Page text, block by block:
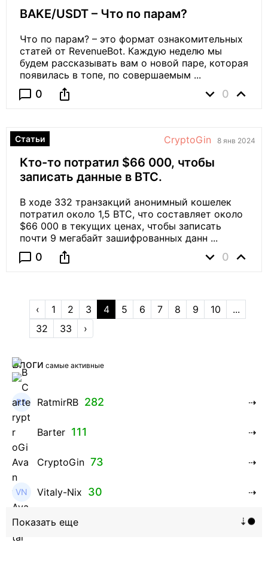
BAKE/USDT – Что по парам?
Что по парам? – это формат ознакомительных
статей от RevenueBot. Каждую неделю мы
будем рассказывать вам о новой паре, которая
появилась в топе, по совершаемым ...
chat_bubble_outline 0 ios_share expand_more 0 expand_less
Статьи CryptoGin 8 янв 2024
Кто-то потратил $66 000, чтобы
записать данные в BTC.
В ходе 332 транзакций анонимный кошелек
потратил около 1,5 BTC, что составляет около
$66 000 в текущих ценах, чтобы записать
почти 9 мегабайт зашифрованных данн ...
chat_bubble_outline 0 ios_share expand_more 0 expand_less
‹ 1 2 3 4 5 6 7 8 9 10
...
32
33 ›
Блоги самые активные
RatmirRB 282
Barter 111
CryptoGin 73
Vitaly-Nix 30
Hanna_Zolo4evskaya